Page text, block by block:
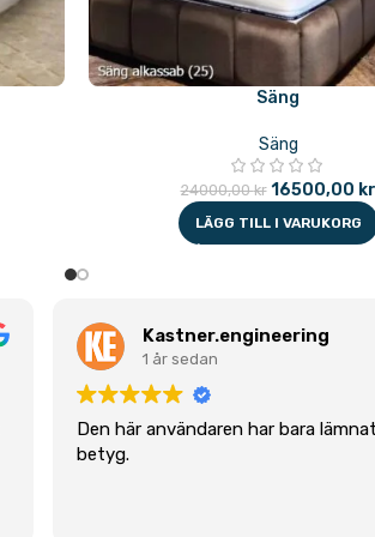
Säng
Säng
24000,00kr 16500,00 kr
LÄGG TILL I VARUKORG
Kastner.engineering
1 år sedan
Den här användaren har bara
betyg.